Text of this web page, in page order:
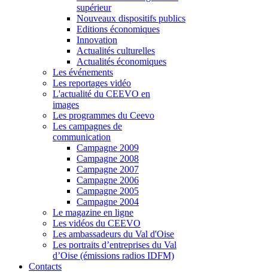
supérieur
Nouveaux dispositifs publics
Editions économiques
Innovation
Actualités culturelles
Actualités économiques
Les événements
Les reportages vidéo
L'actualité du CEEVO en
images
Les programmes du Ceevo
Les campagnes de
communication
Campagne 2009
Campagne 2008
Campagne 2007
Campagne 2006
Campagne 2005
Campagne 2004
Le magazine en ligne
Les vidéos du CEEVO
Les ambassadeurs du Val d'Oise
Les portraits d’entreprises du Val
d’Oise (émissions radios IDFM)
Contacts